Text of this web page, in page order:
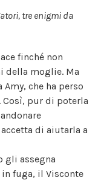
tre enigmi da
finché non
della moglie. Ma
che ha perso
pur di poterla
di aiutarla a
gli assegna
fuga, il Visconte